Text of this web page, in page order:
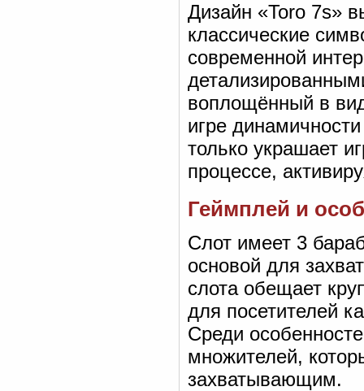
Дизайн «Toro 7s»
классические
современной
воплощённый в
игре
только украшает
процессе,
Геймплей и
Слот имеет 3
основой для
слота обещает
для посетителей
Среди
множителей,
захватывающим.